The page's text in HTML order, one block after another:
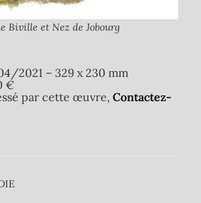
Biville et Nez de Jobourg
2021 – 329 x 230 mm
€
par cette œuvre, Contactez-